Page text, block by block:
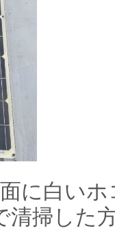
に白い
清掃した